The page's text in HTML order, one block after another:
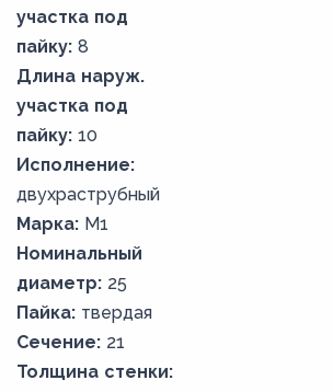
участка под
пайку: 8
Длина наруж.
участка под
пайку: 10
Исполнение:
двухраструбный
Марка: М1
Номинальный
диаметр: 25
Пайка: твердая
Сечение: 21
Толщина стенки: